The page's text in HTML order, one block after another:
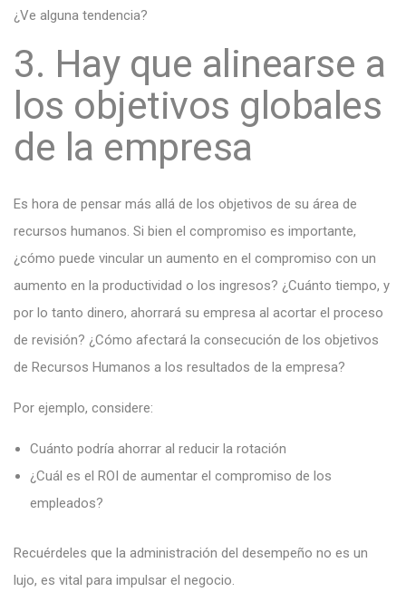
¿Ve alguna tendencia?
3. Hay que alinearse a
los objetivos globales
de la empresa
Es hora de pensar más allá de los objetivos de su área de
recursos humanos. Si bien el compromiso es importante,
¿cómo puede vincular un aumento en el compromiso con un
aumento en la productividad o los ingresos? ¿Cuánto tiempo, y
por lo tanto dinero, ahorrará su empresa al acortar el proceso
de revisión? ¿Cómo afectará la consecución de los objetivos
de Recursos Humanos a los resultados de la empresa?
Por ejemplo, considere:
Cuánto podría ahorrar al reducir la rotación
¿Cuál es el ROI de aumentar el compromiso de los
empleados?
Recuérdeles que la administración del desempeño no es un
lujo, es vital para impulsar el negocio.